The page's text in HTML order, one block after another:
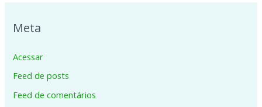
Meta
Acessar
Feed de posts
Feed de comentários